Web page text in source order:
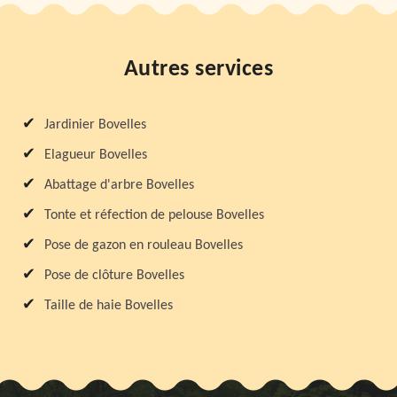
Autres services
Jardinier Bovelles
Elagueur Bovelles
Abattage d'arbre Bovelles
Tonte et réfection de pelouse Bovelles
Pose de gazon en rouleau Bovelles
Pose de clôture Bovelles
Taille de haie Bovelles